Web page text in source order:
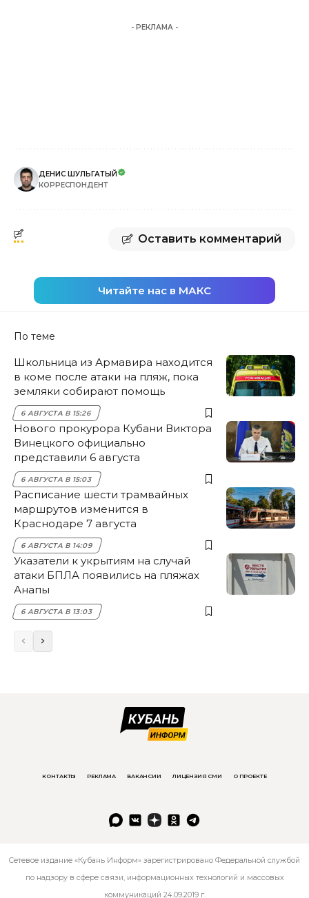
- РЕКЛАМА -
ДЕНИС ШУЛЬГАТЫЙ
КОРРЕСПОНДЕНТ
Оставить комментарий
Читайте нас в МАКС
По теме
Школьница из Армавира находится
в коме после атаки на пляж, пока
земляки собирают помощь
6 АВГУСТА В 15:26
Нового прокурора Кубани Виктора
Винецкого официально
представили 6 августа
6 АВГУСТА В 15:03
Расписание шести трамвайных
маршрутов изменится в
Краснодаре 7 августа
6 АВГУСТА В 14:09
Указатели к укрытиям на случай
атаки БПЛА появились на пляжах
Анапы
6 АВГУСТА В 13:03
КОНТАКТЫ РЕКЛАМА ВАКАНСИИ ЛИЦЕНЗИЯ СМИ О ПРОЕКТЕ
Сетевое издание «Кубань Информ» зарегистрировано Федеральной службой
по надзору в сфере связи, информационных технологий и массовых
коммуникаций 24.09.2019 г.